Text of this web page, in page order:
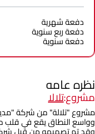
دفعة شهرية
دفعة ربع سنوية
دفعة سنوية
نظره عامه
مشروع:تلالا
مشروع "تلالة" من شركة
وواسع النطاق يقع في قلب